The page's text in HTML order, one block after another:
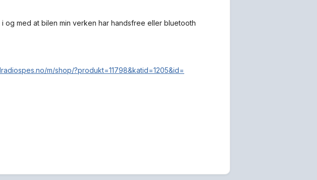
og med at bilen min verken har handsfree eller bluetooth
m/shop/?produkt=11798&katid=1205&id=